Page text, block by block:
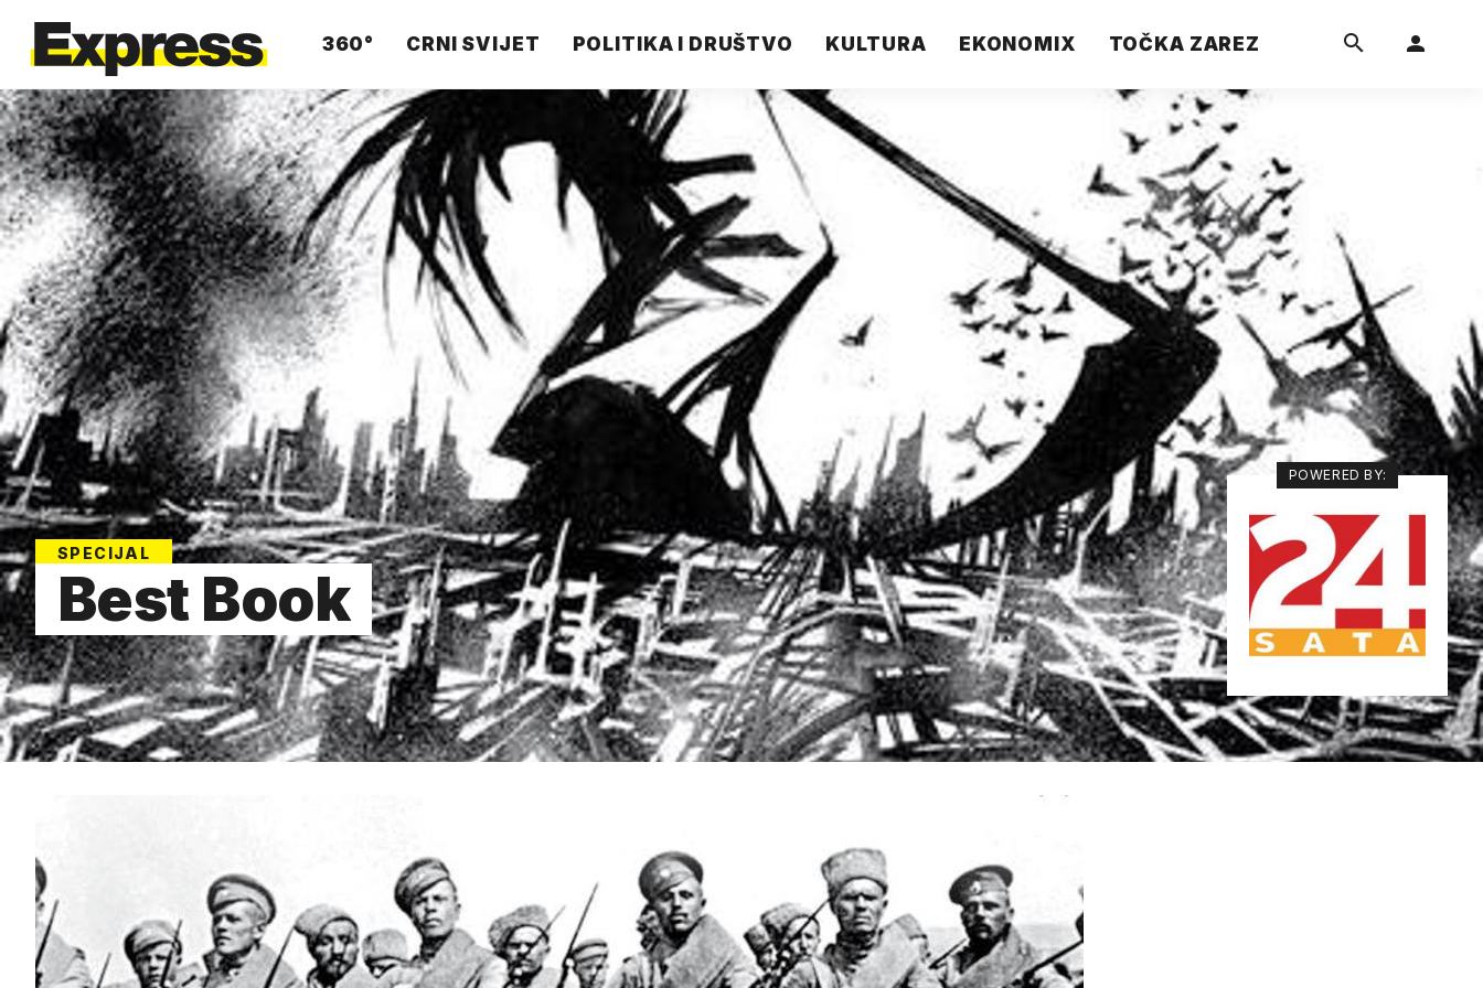
360° CRNI SVIJET POLITIKA I DRUŠTVO KULTURA EKONOMIX TOČKA ZAREZ
POWERED BY:
SPECIJAL
Best Book